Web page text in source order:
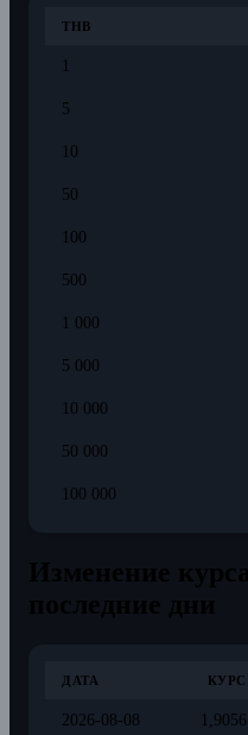
THB
5
10
50
100
500
1 000
5 000
10 000
50 000
100 000
ДАТА КУРС
2026-08-08 1,9056